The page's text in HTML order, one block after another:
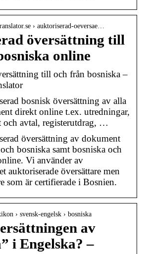
› auktoriserad-oeversae…
översättning till
online
till och från bosniska –
bosnisk översättning av alla
direkt online t.ex. utredningar,
och avtal, registerutdrag, …
översättning av dokument
bosniska samt bosniska och
Vi använder av
auktoriserade översättare men
som är certifierade i Bosnien.
› svensk-engelsk › bosniska
av
i Engelska? –